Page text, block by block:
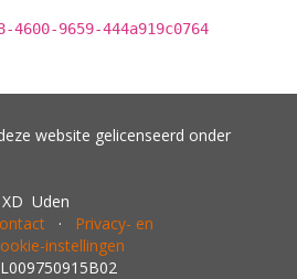
4600-9659-444a919c0764
website gelicenseerd onder
Uden
· Privacy- en
instellingen